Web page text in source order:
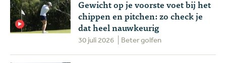
Gewicht op je voorste voet bij het
chippen en pitchen: zo check je
dat heel nauwkeurig
30 juli 2026 Beter golfen